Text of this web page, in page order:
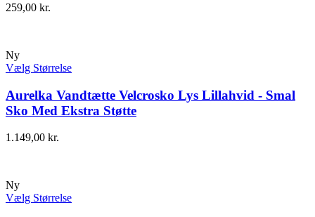
259,00 kr.
Ny
Vælg Størrelse
Aurelka Vandtætte Velcrosko Lys Lillahvid - Smal
Sko Med Ekstra Støtte
1.149,00 kr.
Ny
Vælg Størrelse